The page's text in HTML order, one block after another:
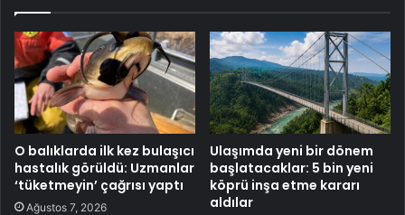
O balıklarda ilk kez bulaşıcı
hastalık görüldü: Uzmanlar
‘tüketmeyin’ çağrısı yaptı
Ağustos 7, 2026
Ulaşımda yeni bir dönem
başlatacaklar: 5 bin yeni
köprü inşa etme kararı
aldılar